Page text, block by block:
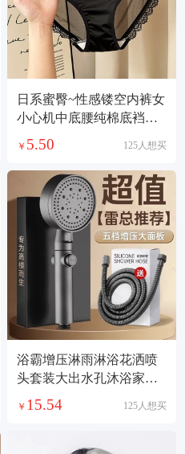
日系蜜臀~性感镂空内裤女
小心机中底腰纯棉底裆蕾
丝网纱女士三角
￥ 5.50 125人想买
浴霸增压淋雨淋浴花洒喷
头套装大出水孔沐浴家用
洗澡加压热水器
￥ 15.54 125人想买